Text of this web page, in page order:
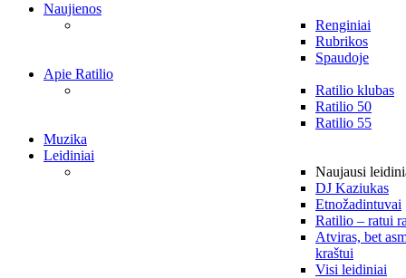
Naujienos
Renginiai
Rubrikos
Spaudoje
Apie Ratilio
Ratilio klubas
Ratilio 50
Ratilio 55
Muzika
Leidiniai
Naujausi
DJ Kaziukas
Etnožadintuvai
Ratilio – ratui
Atviras, bet
kraštui
Visi leidiniai